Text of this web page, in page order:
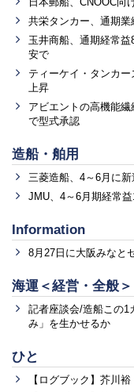
共栄タンカー、通期
玉井商船、通期経常
安で
ティーケイ・タンカ
上昇
アビエントの高機能
で型式承認
造船・舶用
三菱造船、4～6月に
JMU、4～6月期経常
Information
8月27日に大阪みなと
海運＜経営・全般＞
記者座談会/造船この1
み」を生かせるか
ひと
【ログブック】芥川